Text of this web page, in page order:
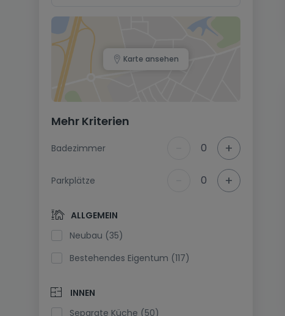
Karte ansehen
Mehr Kriterien
Badezimmer 0 +
Parkplätze 0 +
ALLGEMEIN
Neubau (35)
Bestehendes Eigentum (117)
INNEN
Separate Küche (50)